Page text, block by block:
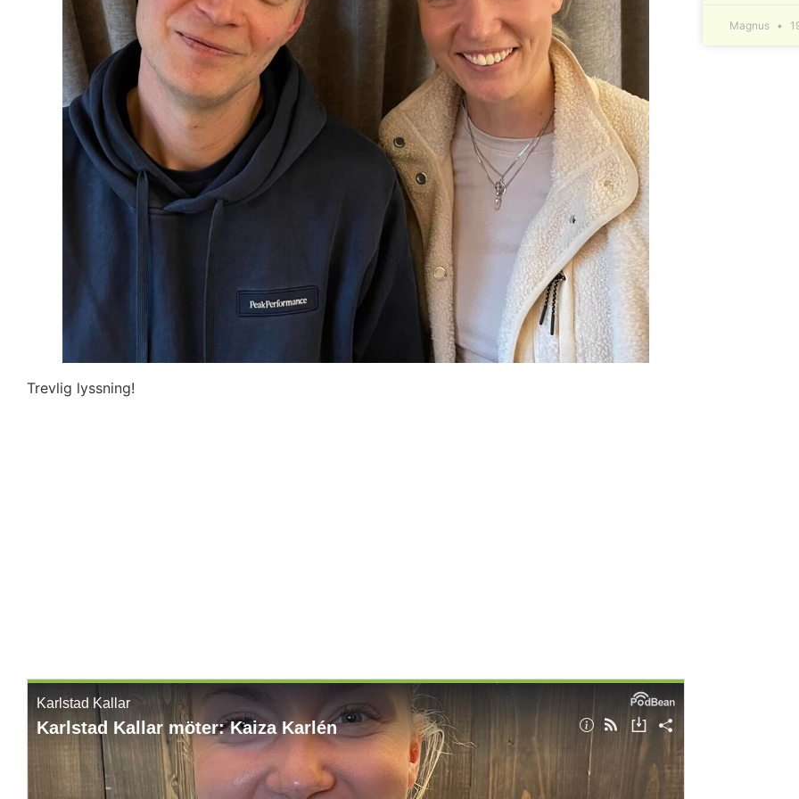
Trevlig lyssning!
Magnus